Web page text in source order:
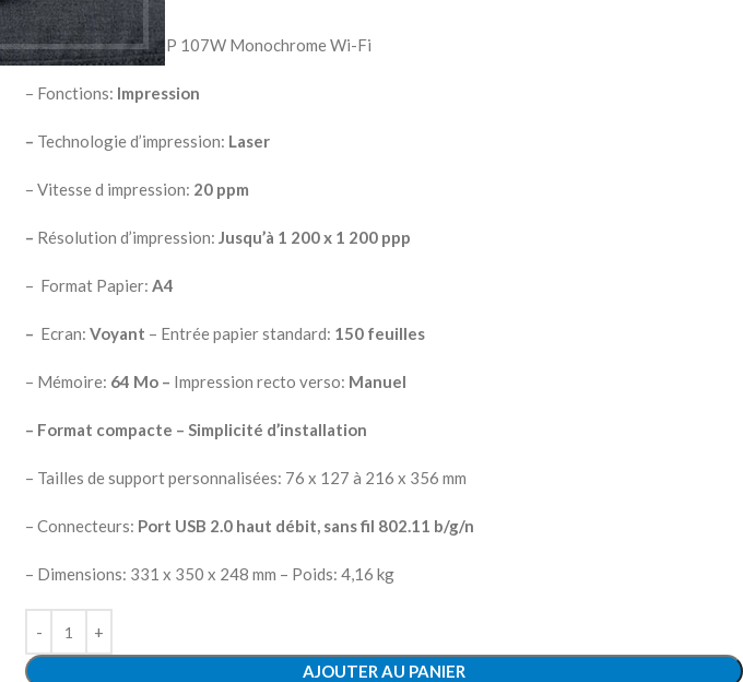
Imprimante Laser HP 107W Monochrome Wi-Fi
– Fonctions: Impression
– Technologie d’impression: Laser
– Vitesse d impression: 20 ppm
– Résolution d’impression: Jusqu’à 1 200 x 1 200 ppp
– Format Papier: A4
– Ecran: Voyant – Entrée papier standard: 150 feuilles
– Mémoire: 64 Mo – Impression recto verso: Manuel
– Format compacte – Simplicité d’installation
– Tailles de support personnalisées: 76 x 127 à 216 x 356 mm
– Connecteurs: Port USB 2.0 haut débit, sans fil 802.11 b/g/n
– Dimensions: 331 x 350 x 248 mm – Poids: 4,16 kg
AJOUTER AU PANIER